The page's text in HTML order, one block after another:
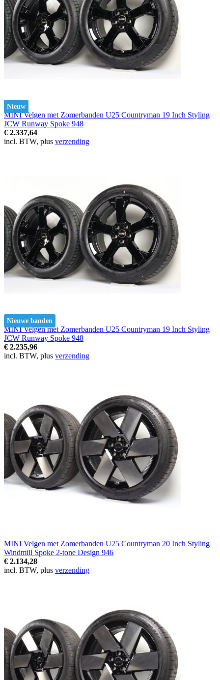
Nieuw
MINI Velgen met Zomerbanden U25 Countryman 19 Inch Styling
JCW Runway Spoke 948
€ 2.337,64
incl. BTW, plus verzending
Nieuwe banden
MINI Velgen met Zomerbanden U25 Countryman 19 Inch Styling
JCW Runway Spoke 948
€ 2.235,96
incl. BTW, plus verzending
MINI Velgen met Zomerbanden U25 Countryman 20 Inch Styling
Windmill Spoke 2-tone Design 946
€ 2.134,28
incl. BTW, plus verzending